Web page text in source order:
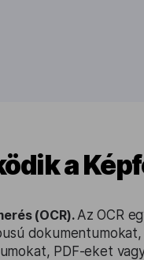
a
(OCR).Az OCR
PDF-eket